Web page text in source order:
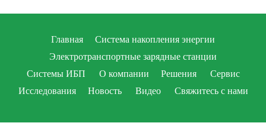
Главная
Система накопления энергии
Электротранспортные зарядные станции
Системы ИБП
О компании Решения
Сервис
Исследования
Новость Видео Свяжитесь с нами